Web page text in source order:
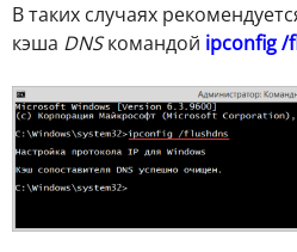
В таких случаях
кэша DNSкомандой ipconfig /